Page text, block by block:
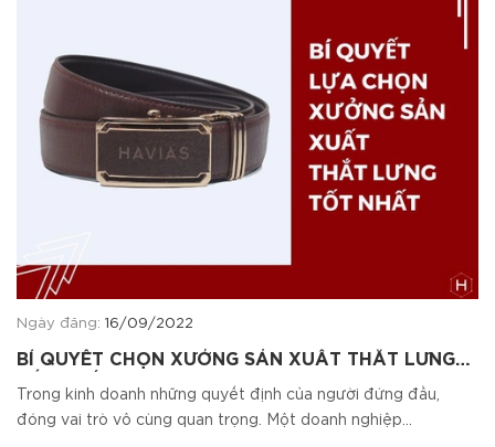
Ngày đăng: 16/09/2022
BÍ QUYẾT CHỌN XƯỞNG SẢN XUẤT THẮT LƯNG
TỐT NHẤT
Trong kinh doanh những quyết định của người đứng đầu,
đóng vai trò vô cùng quan trọng. Một doanh nghiệp...